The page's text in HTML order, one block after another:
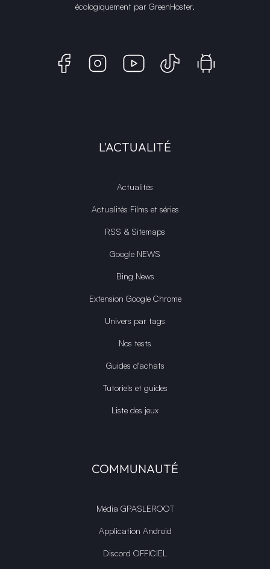
écologiquement par GreenHoster.
L'ACTUALITÉ
Actualités
Actualités Films et séries
RSS & Sitemaps
Google NEWS
Bing News
Extension Google Chrome
Univers par tags
Nos tests
Guides d'achats
Tutoriels et guides
Liste des jeux
COMMUNAUTÉ
Média GPASLEROOT
Application Android
Discord OFFICIEL